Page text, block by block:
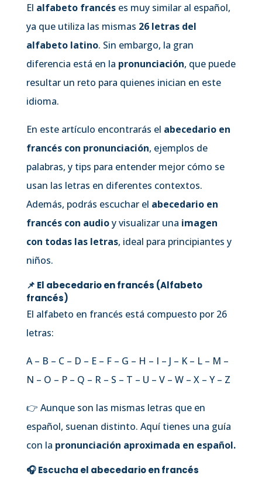
El alfabeto francéses muy similar al español,
ya que utiliza las mismas 26 letras del
alfabeto latino. Sin embargo, la gran
diferencia está en la pronunciación, que puede
resultar un reto para quienes inician en este
idioma.
En este artículo encontrarás el abecedario en
francés con pronunciación, ejemplos de
palabras, y tips para entender mejor cómo se
usan las letras en diferentes contextos.
Además, podrás escuchar el abecedario en
francés con audioy visualizar una imagen
con todas las letras, ideal para principiantes y
niños.
📌 El abecedario en francés (Alfabeto
francés)
El alfabeto en francés está compuesto por 26
letras:
A – B – C – D – E – F – G – H – I – J – K – L – M –
N – O – P – Q – R – S – T – U – V – W – X – Y – Z
👉 Aunque son las mismas letras que en
español, suenan distinto. Aquí tienes una guía
con la pronunciación aproximada en español.
🎧 Escucha el abecedario en francés